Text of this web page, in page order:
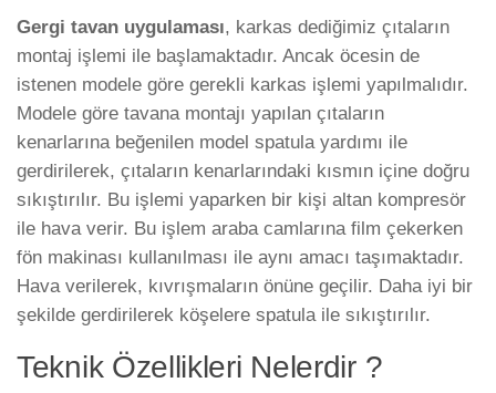
Gergi tavan uygulaması, karkas dediğimiz çıtaların
montaj işlemi ile başlamaktadır. Ancak öcesin de
istenen modele göre gerekli karkas işlemi yapılmalıdır.
Modele göre tavana montajı yapılan çıtaların
kenarlarına beğenilen model spatula yardımı ile
gerdirilerek, çıtaların kenarlarındaki kısmın içine doğru
sıkıştırılır. Bu işlemi yaparken bir kişi altan kompresör
ile hava verir. Bu işlem araba camlarına film çekerken
fön makinası kullanılması ile aynı amacı taşımaktadır.
Hava verilerek, kıvrışmaların önüne geçilir. Daha iyi bir
şekilde gerdirilerek köşelere spatula ile sıkıştırılır.
Teknik Özellikleri Nelerdir ?